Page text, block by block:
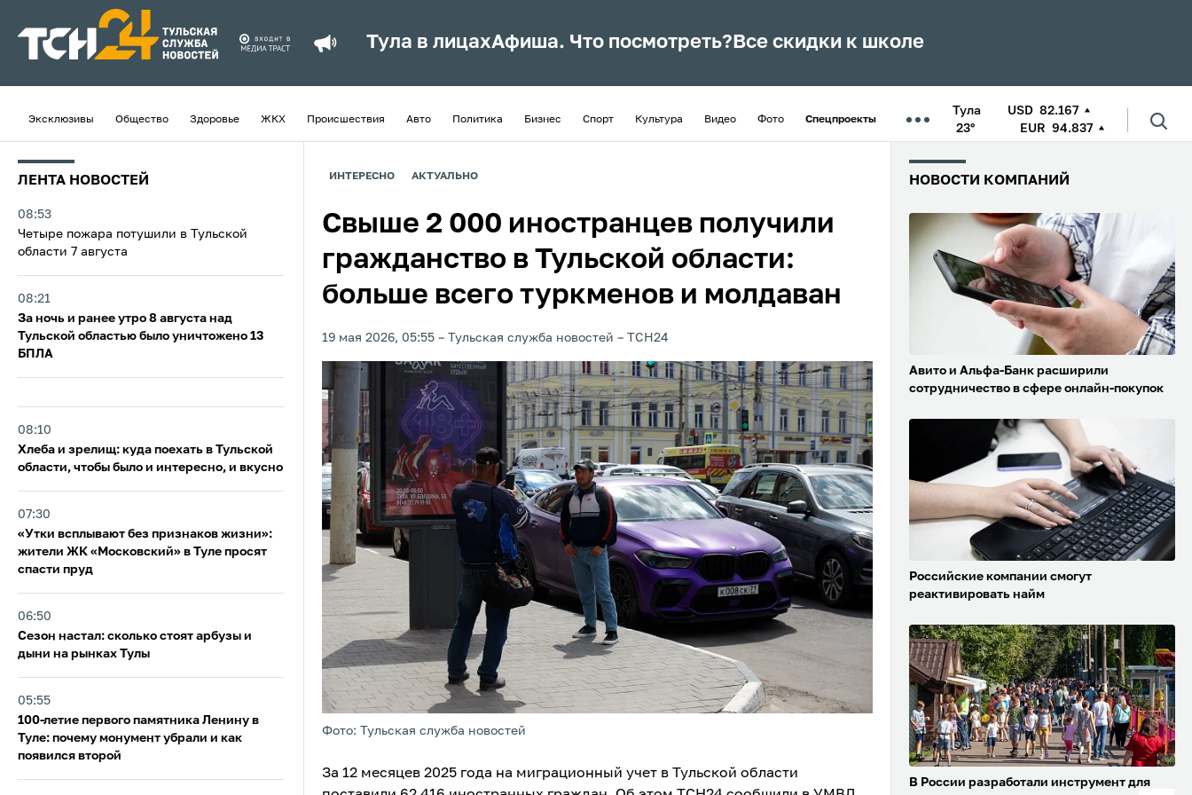
Тула в лицахАфиша. Что посмотреть? Все скидки к школе
Эксклюзивы Общество Здоровье ЖКХ Происшествия Авто Политика Бизнес Спорт Культура Видео Фото Спецпроекты
Тула
23°
USD 82.167
EUR 94.837
ЛЕНТА НОВОСТЕЙ
08:53
Четыре пожара потушили в Тульской
области 7 августа
08:21
За ночь и ранее утро 8 августа над
Тульской областью было уничтожено 13
БПЛА
08:10
Хлеба и зрелищ: куда поехать в Тульской
области, чтобы было и интересно, и вкусно
07:30
«Утки всплывают без признаков жизни»:
жители ЖК «Московский» в Туле просят
спасти пруд
06:50
Сезон настал: сколько стоят арбузы и
дыни на рынках Тулы
05:55
100-летие первого памятника Ленину в
Туле: почему монумент убрали и как
появился второй
ИНТЕРЕСНО АКТУАЛЬНО
Свыше 2 000 иностранцев получили
гражданство в Тульской области:
больше всего туркменов и молдаван
19 мая 2026, 05:55 Тульская служба новостей ТСН24
Фото: Тульская служба новостей
За 12 месяцев 2025 года на миграционный учет в Тульской области
НОВОСТИ КОМПАНИЙ
Авито и Альфа-Банк расширили
сотрудничество в сфере онлайн-покупок
Российские компании смогут
реактивировать найм
В России разработали инструмент для